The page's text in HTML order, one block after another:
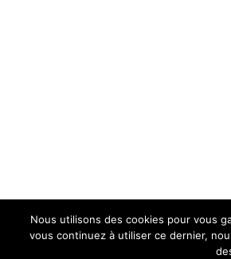
Nous utilisons des cookies pour vous
vous continuez à utiliser ce dernier,